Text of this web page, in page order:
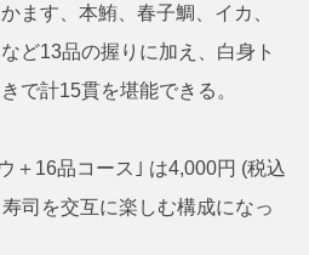
ます、本鮪、春子鯛、イカ、
ど13品の握りに加え、白身ト
で計15貫を堪能できる。
＋16品コース｣ は4,000円 (税込
司を交互に楽しむ構成になっ